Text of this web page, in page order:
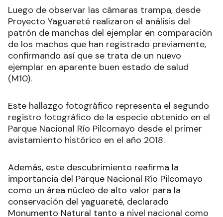
Luego de observar las cámaras trampa, desde
Proyecto Yaguareté realizaron el análisis del
patrón de manchas del ejemplar en comparación
de los machos que han registrado previamente,
confirmando así que se trata de un nuevo
ejemplar en aparente buen estado de salud
(M10).
Este hallazgo fotográfico representa el segundo
registro fotográfico de la especie obtenido en el
Parque Nacional Río Pilcomayo desde el primer
avistamiento histórico en el año 2018.
Además, este descubrimiento reafirma la
importancia del Parque Nacional Río Pilcomayo
como un área núcleo de alto valor para la
conservación del yaguareté, declarado
Monumento Natural tanto a nivel nacional como